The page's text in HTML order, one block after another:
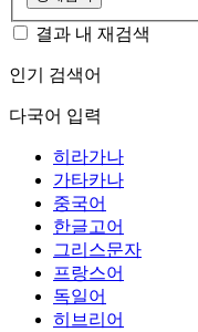
결과 내 재검색
인기 검색어
다국어 입력
히라가나
가타카나
중국어
한글고어
그리스문자
프랑스어
독일어
히브리어